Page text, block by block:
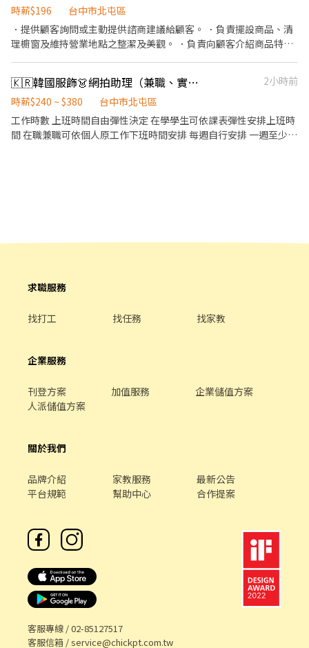
課程/實作課程訓練) 2.晉升訓練(時薪娛樂經理培訓課程) 【福利】
我們會依公司的經營成果，規劃員工福利讓夥伴和公司一起成長 1.
保險制度：勞保、健保、團保(意外險)、職災保險、退休金提撥6%
用冰淇淋、員工折扣、生日福利、三節禮金(品)、福委會福利
時薪$196
台中市北屯區
．提供顧客詢問或主動提供諮商建議給顧客。 ．負責擺設商品、清
理櫥窗及維持營業地點之整潔及美觀。 ．負責向顧客介紹商品特
束營業前，統計銷售情形、盤點貨品存量及撰寫當日業務報表。
🇰🇷韓國服飾👗網拍助理（兼職、實習、彈性上班、辦公室、免搬重）
2小時前
時薪$240 ~ $380
台中市北屯區
工作時數 上班時間自由彈性決定 在學學生可依課表彈性安排上班時
間 在職兼職可依個人原工作下班時間安排 每週自行安排 一週至少安
求職服務
找打工 找任務 找家教
企業服務
刊登方案 加值服務
企業儲值方案
人派儲值方案
關於我們
品牌介紹 家教服務
最新公告
平台規範
幫助中心 合作提案
客服專線 /02-85127517
客服信箱 /service@chickpt.com.tw